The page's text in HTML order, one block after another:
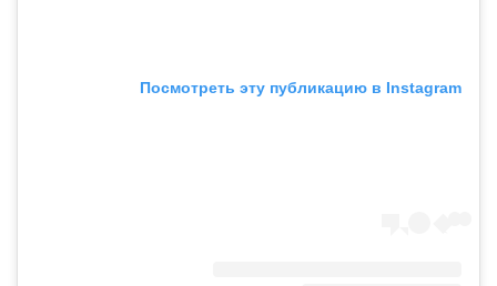
Посмотреть эту публикацию в Instagram